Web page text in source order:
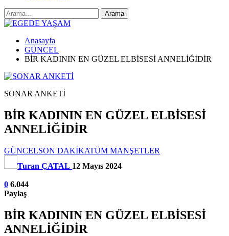
Anasayfa
GÜNCEL
BİR KADININ EN GÜZEL ELBİSESİ ANNELİĞİDİR
SONAR ANKETİ
BİR KADININ EN GÜZEL ELBİSESİ
ANNELİĞİDİR
GÜNCELSON DAKİKATÜM MANŞETLER
Turan ÇATAL 12 Mayıs 2024
0 6.044
Paylaş
BİR KADININ EN GÜZEL ELBİSESİ
ANNELİĞİDİR